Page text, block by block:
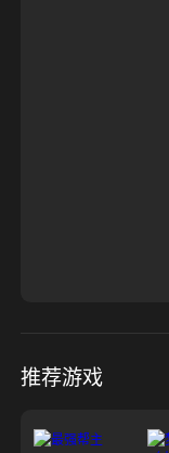
推荐游戏